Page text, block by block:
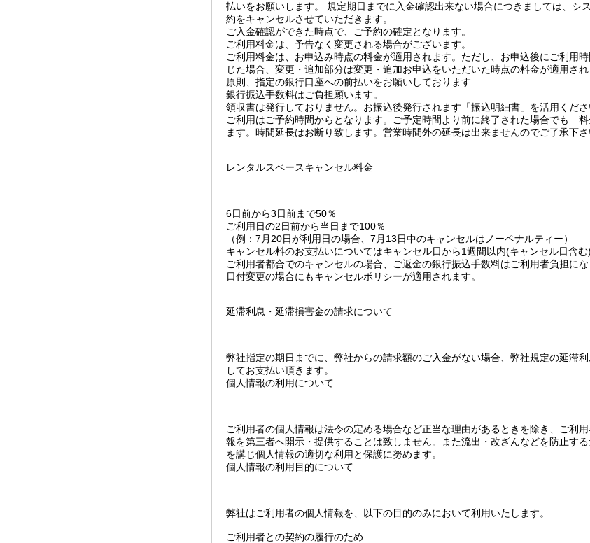
払いをお願いします。 規定期日までに入金確認出来ない場合につきましては、シ
約をキャンセルさせていただきます。
ご入金確認ができた時点で、ご予約の確定となります。
ご利用料金は、予告なく変更される場合がございます。
ご利用料金は、お申込み時点の料金が適用されます。ただし、お申込後にご利用
じた場合、変更・追加部分は変更・追加お申込をいただいた時点の料金が適用され
原則、指定の銀行口座への前払いをお願いしております
銀行振込手数料はご負担願います。
領収書は発行しておりません。お振込後発行されます「振込明細書」を活用くださ
ご利用はご予約時間からとなります。ご予定時間より前に終了された場合でも
ます。時間延長はお断り致します。営業時間外の延長は出来ませんのでご了承下さ
レンタルスペースキャンセル料金
6日前から3日前まで50％
ご利用日の2日前から当日まで100％
（例：7月20日が利用日の場合、7月13日中のキャンセルはノーペナルティー）
キャンセル料のお支払いについてはキャンセル日から1週間以内(キャンセル日含む
ご利用者都合でのキャンセルの場合、ご返金の銀行振込手数料はご利用者負担にな
日付変更の場合にもキャンセルポリシーが適用されます。
延滞利息・延滞損害金の請求について
弊社指定の期日までに、弊社からの請求額のご入金がない場合、弊社規定の延滞
してお支払い頂きます。
個人情報の利用について
ご利用者の個人情報は法令の定める場合など正当な理由があるときを除き、ご利
報を第三者へ開示・提供することは致しません。また流出・改ざんなどを防止す
を講じ個人情報の適切な利用と保護に努めます。
個人情報の利用目的について
弊社はご利用者の個人情報を、以下の目的のみにおいて利用いたします。
ご利用者との契約の履行のため